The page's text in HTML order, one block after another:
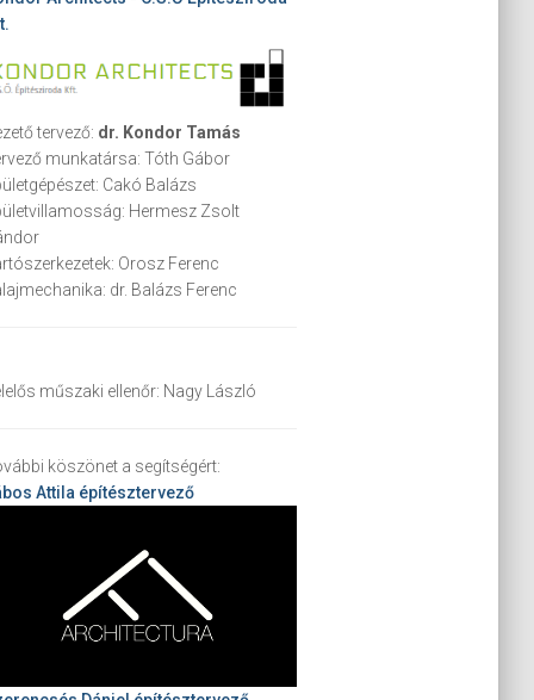
tervező: dr. Kondor Tamás
munkatársa: Tóth Gábor
Cakó Balázs
Hermesz Zsolt
Orosz Ferenc
dr. Balázs Ferenc
műszaki ellenőr: Nagy László
köszönet a segítségért:
Attila építésztervező